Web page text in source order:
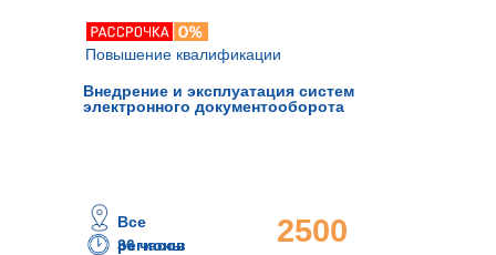
Внедрение и эксплуатация систем
электронного документооборота
36 часов
2500
Все
регионы
Повышение квалификации